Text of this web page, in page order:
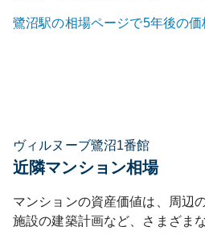
鷺沼駅の相場ページで5年後の
ヴィルヌーブ鷺沼1番館
近隣マンション相場
マンションの資産価値は、周辺
施設の建築計画など、さまざま